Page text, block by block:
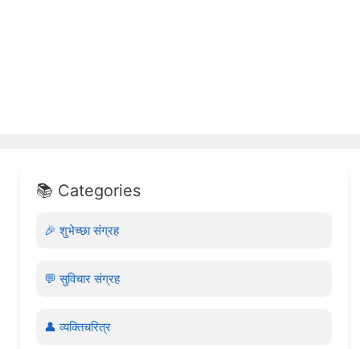
📚 Categories
🎉 शुभेच्छा संग्रह
💬 सुविचार संग्रह
👤 व्यक्तिचरित्र